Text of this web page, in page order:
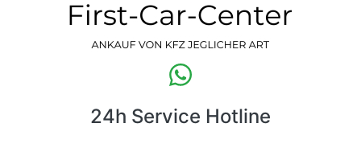
24h Service Hotline